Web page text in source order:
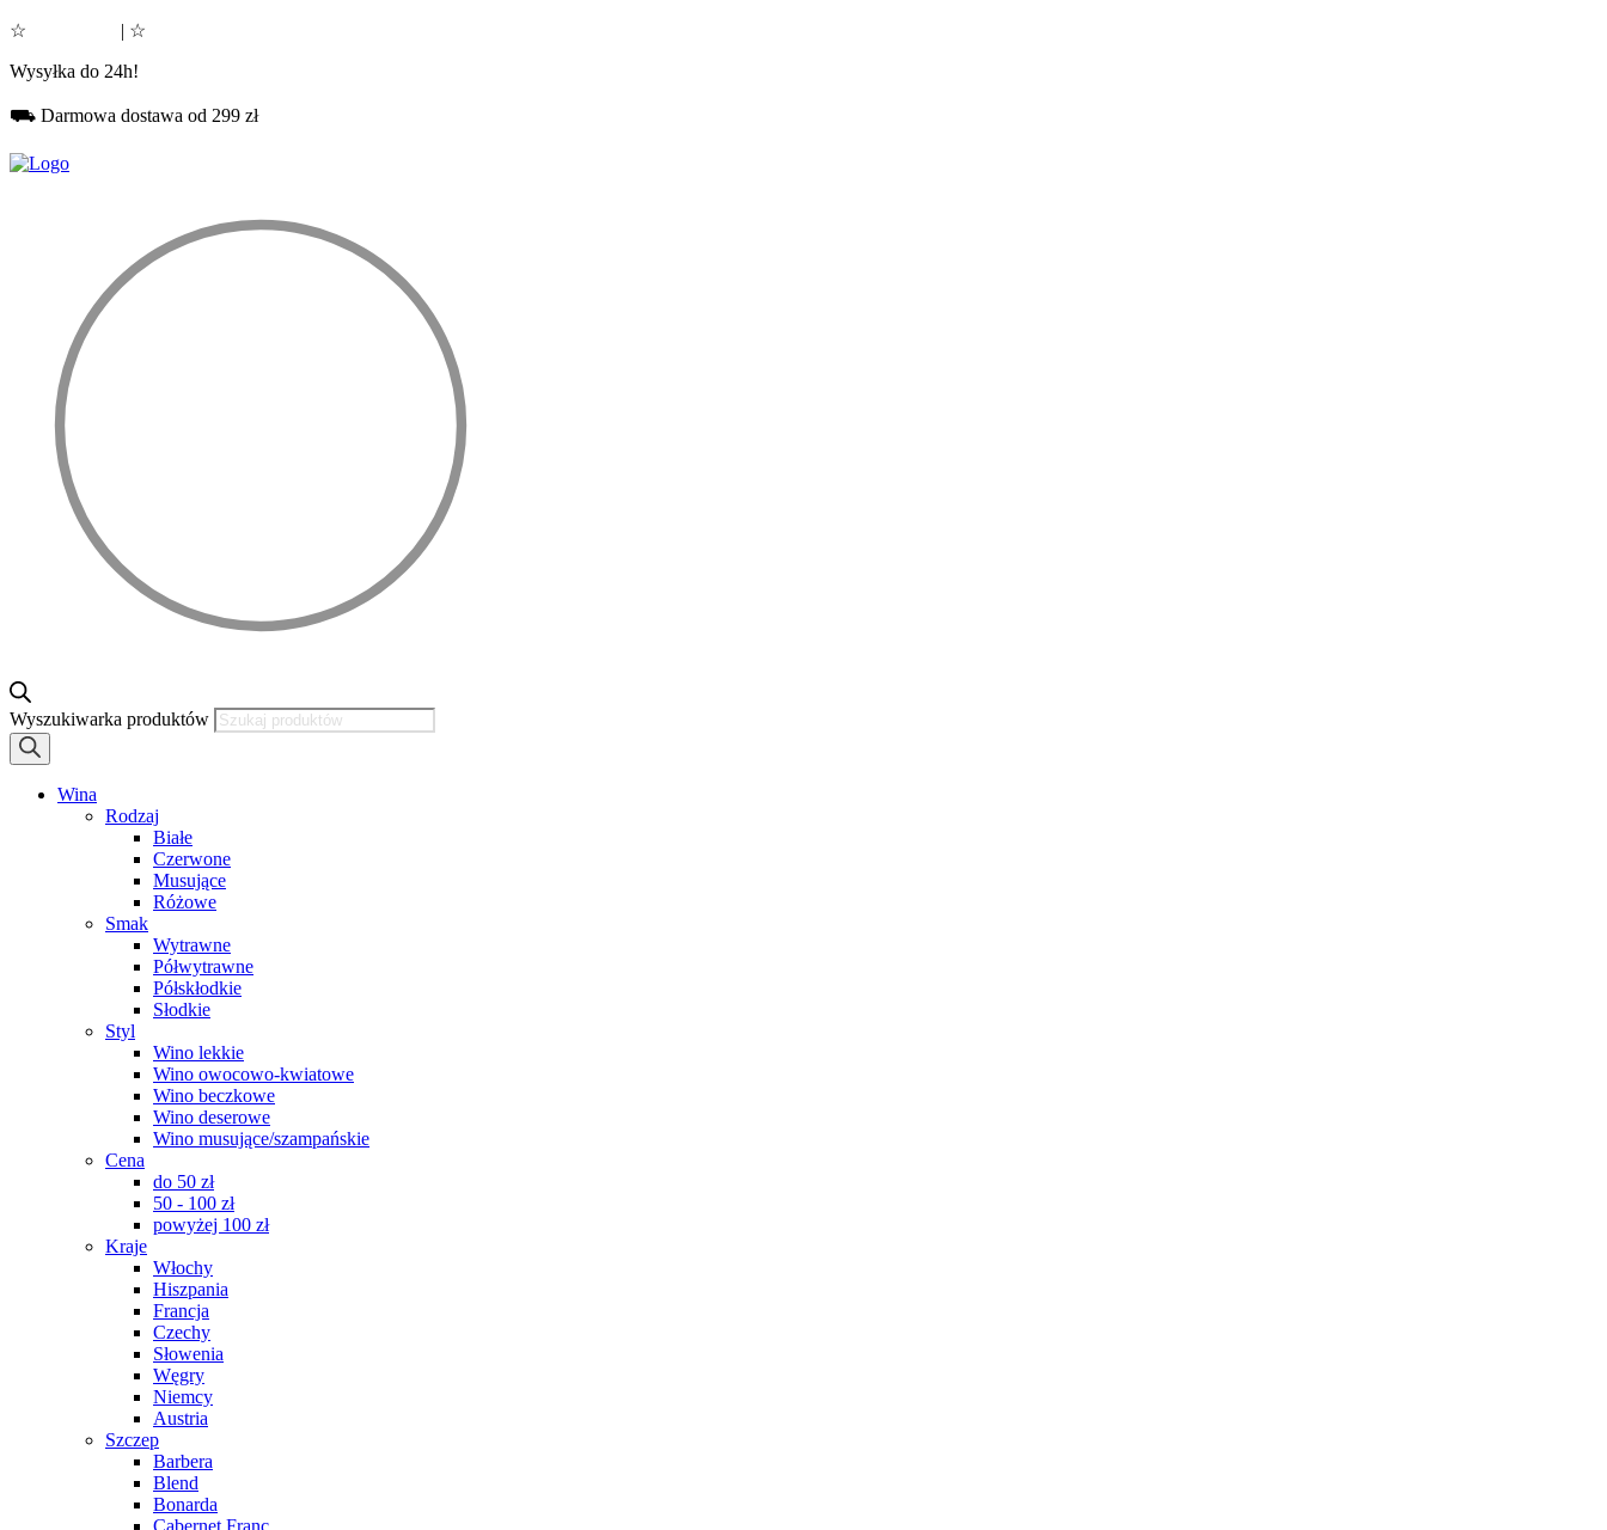
☆ | ☆
Wysyłka do 24h!
⛟ Darmowa dostawa od 299 zł
Wyszukiwarka produktów
Wina
Rodzaj
Białe
Czerwone
Musujące
Różowe
Smak
Wytrawne
Półwytrawne
Półskłodkie
Słodkie
Styl
Wino lekkie
Wino owocowo-kwiatowe
Wino beczkowe
Wino deserowe
Wino musujące/szampańskie
Cena
do 50 zł
50 - 100 zł
powyżej 100 zł
Kraje
Włochy
Hiszpania
Francja
Czechy
Słowenia
Węgry
Niemcy
Austria
Szczep
Barbera
Blend
Bonarda
Cabernet Franc